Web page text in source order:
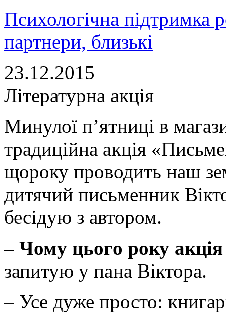
Психологічна підтримка
партнери, близькі
23.12.2015
Літературна акція
Минулої п’ятниці в
традиційна акція
щороку проводить наш
дитячий письменник
бесідую з автором.
– Чому цього року
запитую у пана Віктора.
– Усе дуже просто: